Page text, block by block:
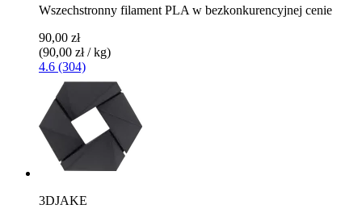
Wszechstronny filament PLA w bezkonkurencyjnej cenie
90,00 zł
(90,00 zł / kg)
4.6 (304)
3DJAKE